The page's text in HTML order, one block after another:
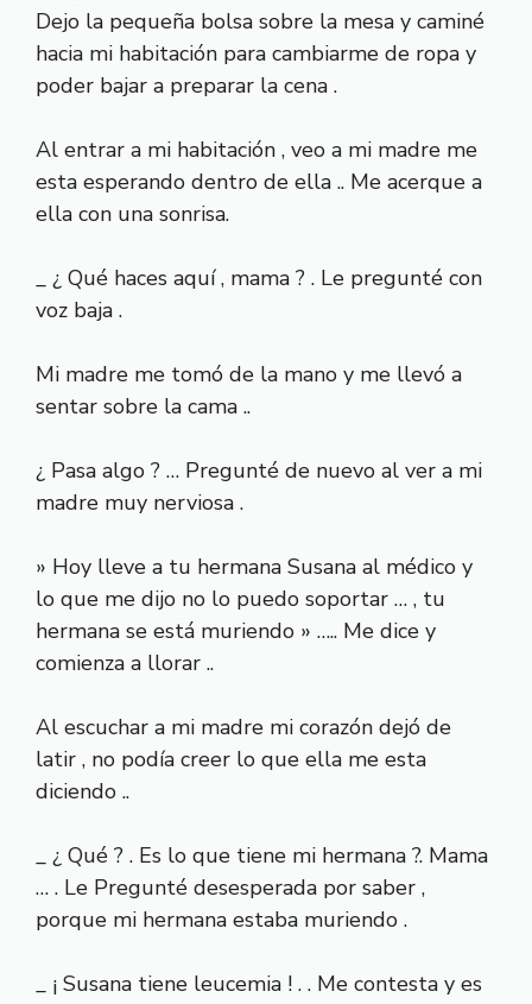
Dejo la pequeña bolsa sobre la mesa y caminé
hacia mi habitación para cambiarme de ropa y
poder bajar a preparar la cena .
Al entrar a mi habitación , veo a mi madre me
esta esperando dentro de ella .. Me acerque a
ella con una sonrisa.
_ ¿ Qué haces aquí , mama ? . Le pregunté con
voz baja .
Mi madre me tomó de la mano y me llevó a
sentar sobre la cama ..
¿ Pasa algo ? … Pregunté de nuevo al ver a mi
madre muy nerviosa .
» Hoy lleve a tu hermana Susana al médico y
lo que me dijo no lo puedo soportar … , tu
hermana se está muriendo » ….. Me dice y
comienza a llorar ..
Al escuchar a mi madre mi corazón dejó de
latir , no podía creer lo que ella me esta
diciendo ..
_ ¿ Qué ? . Es lo que tiene mi hermana ?. Mama
… . Le Pregunté desesperada por saber ,
porque mi hermana estaba muriendo .
_ ¡ Susana tiene leucemia ! . . Me contesta y es